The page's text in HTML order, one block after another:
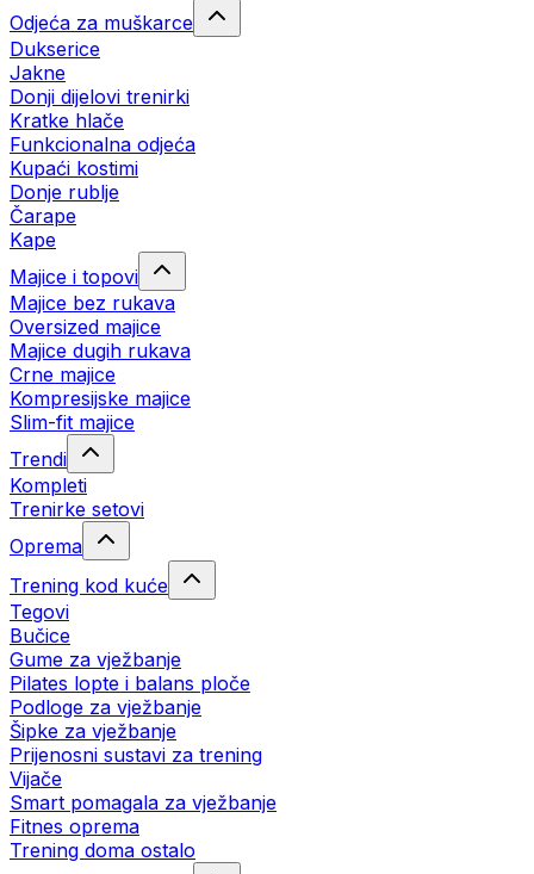
Odjeća za muškarce
Dukserice
Jakne
Donji dijelovi trenirki
Kratke hlače
Funkcionalna odjeća
Kupaći kostimi
Donje rublje
Čarape
Kape
Majice i topovi
Majice bez rukava
Oversized majice
Majice dugih rukava
Crne majice
Kompresijske majice
Slim-fit majice
Trendi
Kompleti
Trenirke setovi
Oprema
Trening kod kuće
Tegovi
Bučice
Gume za vježbanje
Pilates lopte i balans ploče
Podloge za vježbanje
Šipke za vježbanje
Prijenosni sustavi za trening
Vijače
Smart pomagala za vježbanje
Fitnes oprema
Trening doma ostalo